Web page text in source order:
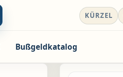
KÜRZEL
Bußgeldkatalog